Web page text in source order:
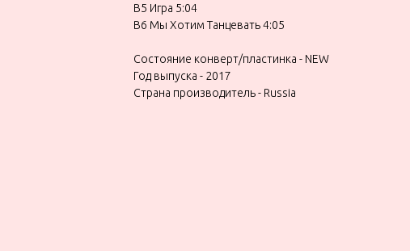
B5 Игра 5:04
B6 Мы Хотим Танцевать 4:05
Состояние конверт/пластинка - NEW
Год выпуска - 2017
Страна производитель - Russia